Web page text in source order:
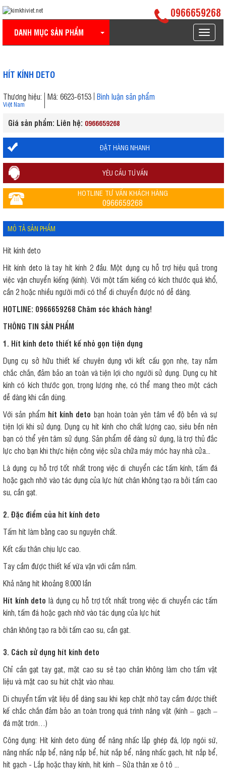
Toggle
DANH MỤC SẢN PHẨM
0966659268
HÍT KÍNH DETO
Thương hiệu:
Việt Nam
Mã: 6623-6153 Bình luận sản phẩm
Giá sản phẩm: Liên hệ: 0966659268
ĐẶT HÀNG NHANH
YÊU CẦU TƯ VẤN
HOTLINE TƯ VẤN KHÁCH HÀNG
0966659268
MÔ TẢ SẢN PHẨM
Hít kính deto
Hít kính deto là tay hít kính 2 đầu. Một dụng cụ hỗ trợ hiệu quả trong
việc vận chuyển kiếng (kính). Với một tấm kiếng có kích thước quá khổ,
cần 2 hoặc nhiều người mới có thể di chuyển được nó dễ dàng.
HOTLINE: 0966659268 Chăm sóc khách hàng!
THÔNG TIN SẢN PHẨM
1. Hít kính deto thiết kế nhỏ gọn tiện dụng
Dụng cụ sở hữu thiết kế chuyên dụng với kết cấu gọn nhẹ, tay nắm
chắc chắn, đảm bảo an toàn và tiện lợi cho người sử dụng. Dụng cụ hít
kính có kích thước gọn, trọng lượng nhẹ, có thể mang theo một cách
dễ dàng khi cần dùng.
Với sản phẩm hít kính deto bạn hoàn toàn yên tâm về độ bền và sự
tiện lợi khi sử dụng. Dụng cụ hít kính cho chất lượng cao, siêu bền nên
bạn có thể yên tâm sử dụng. Sản phẩm dễ dàng sử dụng, là trợ thủ đắc
lực cho bạn khi thực hiện công việc sửa chữa máy móc hay nhà cửa...
Là dụng cụ hỗ trợ tốt nhất trong việc di chuyển các tấm kính, tấm đá
hoặc gạch nhờ vào tác dụng của lực hút chân không tạo ra bởi tấm cao
su, cần gạt.
2. Đặc điểm của hít kính deto
Tấm hít làm bằng cao su nguyên chất.
Kết cấu thân chịu lực cao.
Tay cầm được thiết kế vừa vặn với cầm nắm.
Khả năng hít khoảng 8.000 lần
Hít kính deto là dụng cụ hỗ trợ tốt nhất trong việc di chuyển các tấm
kính, tấm đá hoặc gạch nhờ vào tác dụng của lực hút
chân không tạo ra bởi tấm cao su, cần gạt.
3. Cách sử dụng hít kính deto
Chỉ cần gạt tay gạt, mặt cao su sẽ tạo chân không làm cho tấm vật
liệu và mặt cao su hút chặt vào nhau.
Di chuyển tấm vật liệu dễ dàng sau khi kẹp chặt nhờ tay cầm được thiết
kế chắc chắn đảm bảo an toàn trong quá trình nâng vật (kính – gạch –
đá mặt trơn…)
Công dụng: Hít kính deto dùng để nâng nhấc lắp ghép đá, lợp ngói sứ,
nâng nhấc nắp bể, nâng nắp bể, hút nắp bể, nâng nhấc gạch, hít nắp bể,
hít gạch - Lắp hoặc thay kính, hít kính – Sửa thân xe ô tô ...